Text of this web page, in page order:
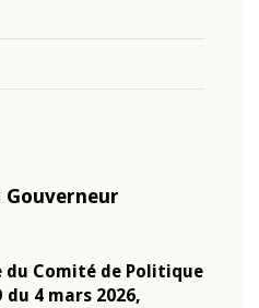
Comité de Politique
du 4 mars 2026,